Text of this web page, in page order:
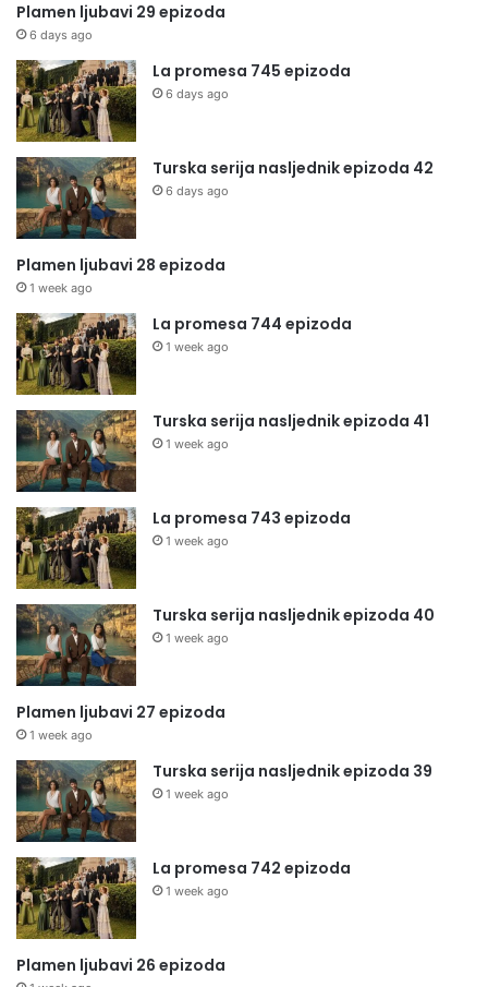
Plamen ljubavi 29 epizoda
6 days ago
La promesa 745 epizoda
6 days ago
Turska serija nasljednik epizoda 42
6 days ago
Plamen ljubavi 28 epizoda
1 week ago
La promesa 744 epizoda
1 week ago
Turska serija nasljednik epizoda 41
1 week ago
La promesa 743 epizoda
1 week ago
Turska serija nasljednik epizoda 40
1 week ago
Plamen ljubavi 27 epizoda
1 week ago
Turska serija nasljednik epizoda 39
1 week ago
La promesa 742 epizoda
1 week ago
Plamen ljubavi 26 epizoda